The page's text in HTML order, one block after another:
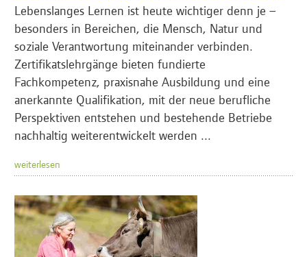
Lebenslanges Lernen ist heute wichtiger denn je –
besonders in Bereichen, die Mensch, Natur und
soziale Verantwortung miteinander verbinden.
Zertifikatslehrgänge bieten fundierte
Fachkompetenz, praxisnahe Ausbildung und eine
anerkannte Qualifikation, mit der neue berufliche
Perspektiven entstehen und bestehende Betriebe
nachhaltig weiterentwickelt werden ...
weiterlesen